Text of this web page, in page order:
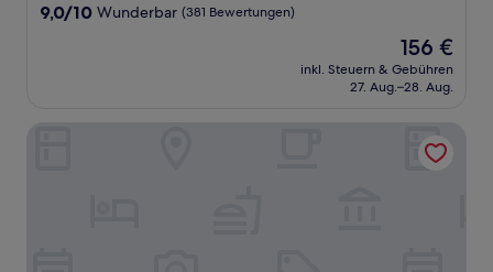
9.0
9,0/10 Wunderbar (381 Bewertungen)
Der
Preis
beträgt
156 €
inkl. Steuern & Gebühren
27. Aug.–28. Aug.